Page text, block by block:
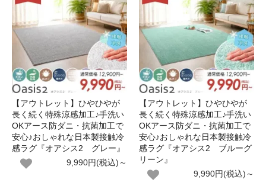
【アウトレット】ひやひやが
長く続く特殊涼感加工♪手洗い
OKアース防ダニ・抗菌加工で
安心♪おしゃれな日本製接触冷
感ラグ『オアシス2 グレー』
9,990円(税込)～
【アウトレット】ひやひやが
長く続く特殊涼感加工♪手洗い
OKアース防ダニ・抗菌加工で
安心♪おしゃれな日本製接触冷
感ラグ『オアシス2 ブルーグ
リーン』
9,990円(税込)～